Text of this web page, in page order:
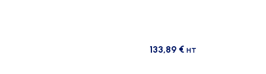
133,89 € HT